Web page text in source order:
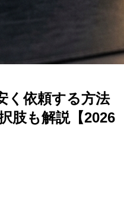
く依頼する方法
肢も解説【2026